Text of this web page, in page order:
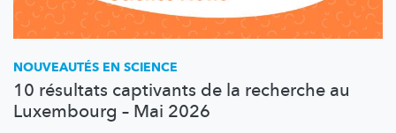
NOUVEAUTÉS EN SCIENCE
10 résultats captivants de la recherche au
Luxembourg – Mai 2026